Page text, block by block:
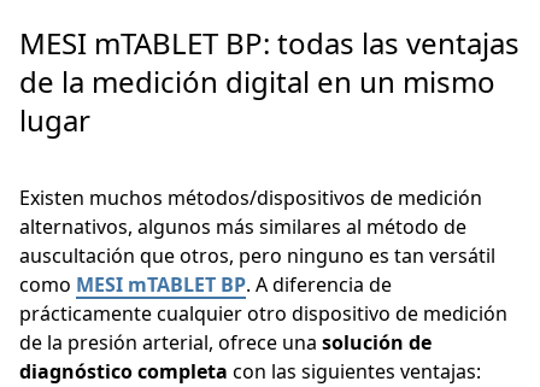
MESI mTABLET BP: todas las ventajas
de la medición digital en un mismo
lugar
Existen muchos métodos/dispositivos de medición
alternativos, algunos más similares al método de
auscultación que otros, pero ninguno es tan versátil
como MESI mTABLET BP. A diferencia de
prácticamente cualquier otro dispositivo de medición
de la presión arterial, ofrece una solución de
diagnóstico completa con las siguientes ventajas: